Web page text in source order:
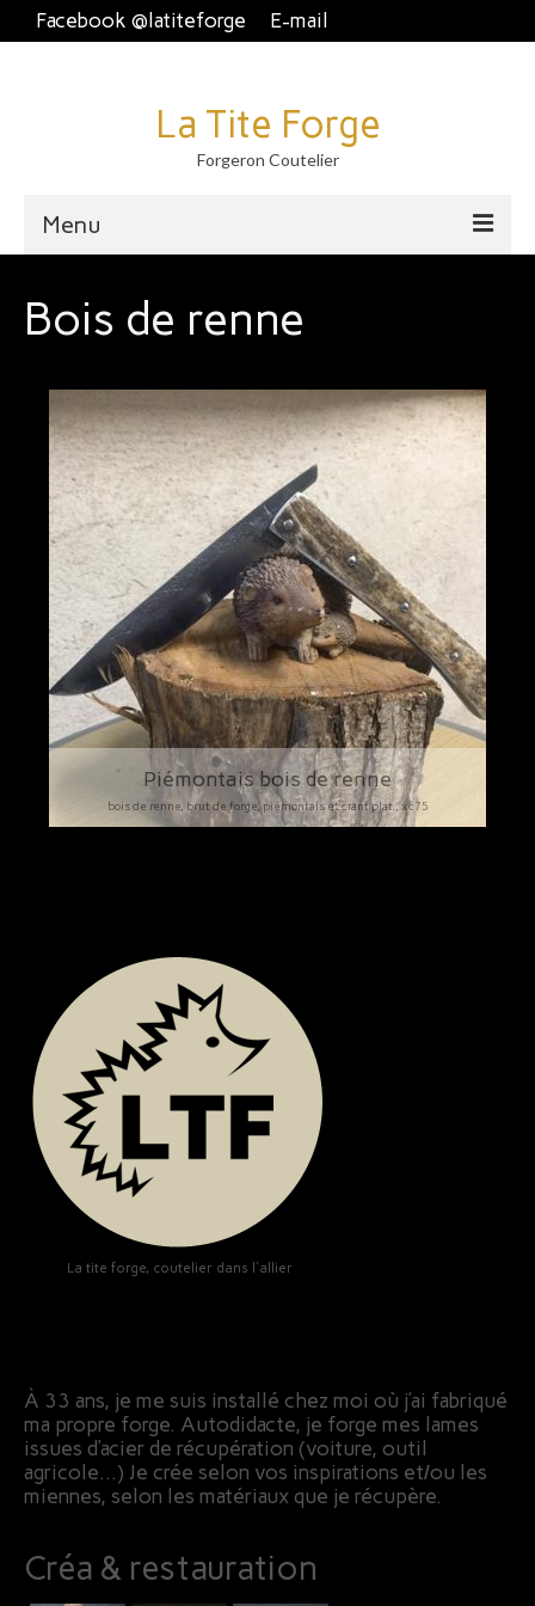
Facebook @latiteforge E-mail
La Tite Forge
Forgeron Coutelier
Menu
Disponible
Brut de forge
Piémontais et crans plat.
Couteau fixe et dague
À table
Bijoux
Bois de renne
Piémontais bois de renne
bois de renne, brut de forge, piémontais et crant plat., xc75
La tite forge, coutelier dans l'allier
À 33 ans, je me suis installé chez moi où j’ai fabriqué
ma propre forge. Autodidacte, je forge mes lames
issues d’acier de récupération (voiture, outil
agricole…) Je crée selon vos inspirations et/ou les
miennes, selon les matériaux que je récupère.
Créa & restauration